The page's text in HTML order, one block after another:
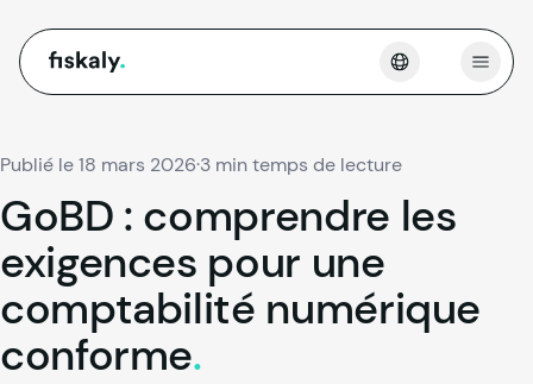
fiskaly.
Publié le 18 mars 2026·3 min temps de lecture
GoBD : comprendre les
exigences pour une
comptabilité numérique
conforme.